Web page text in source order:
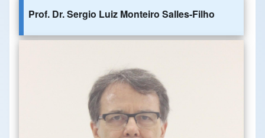
Prof. Dr. Sergio Luiz Monteiro Salles-Filho